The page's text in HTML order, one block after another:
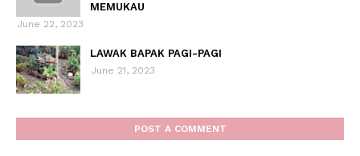
MEMUKAU
June 22, 2023
LAWAK BAPAK PAGI-PAGI
June 21, 2023
POST A COMMENT